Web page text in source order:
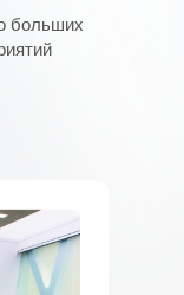
больших